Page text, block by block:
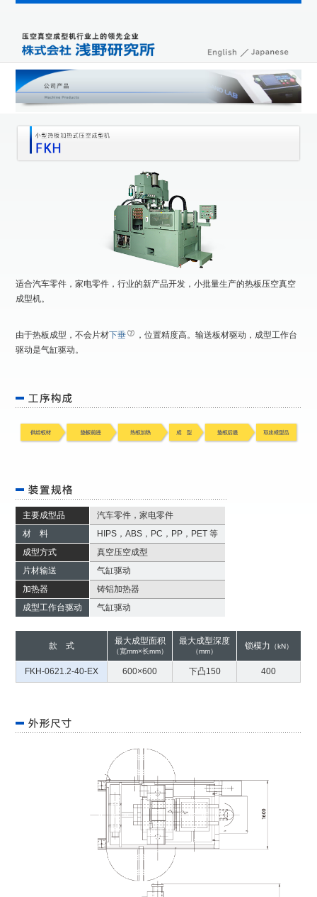
适合汽车零件，家电零件，行业的新产品开发，小批量生产的热板压空真空
成型机。
由于热板成型，不会片材下垂
，位置精度高。输送板材驱动，成型工作台
驱动是气缸驱动。
主要成型品
汽车零件，家电零件
材 料
HIPS，ABS，PC，PP，PET 等
成型方式
真空压空成型
片材输送
气缸驱动
加热器
铸铝加热器
成型工作台驱动
气缸驱动
款 式 最大成型面积
（宽mm×长mm）
最大成型深度
（mm）
锁模力 （kN）
FKH-0621.2-40-EX 600×600 下凸150 400